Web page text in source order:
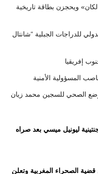
ويحجزن بطاقة تاريخية
للدراجات الجبلية “شانتال
إفريقيا
المسؤولية الأمنية
حقيقة الوضع الصحي للسجين محمد زيان
ليونيل ميسي بعد صراه
قضية الصحراء المغربية وتعلن